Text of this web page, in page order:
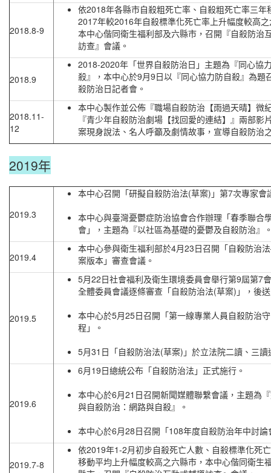
2018.8-9
依2018年各縣市自殺粗死亡率、自殺粗死亡率三年
2017年較2016年自殺標準化死亡率上升幅度較高
本中心偕同衛生福利部及六縣市，召開『自殺防治
訪查』會議。
2018.9
2018-2020年「世界自殺防治日」主題為『同心協
殺』，本中心於9月9日以『同心協力防自殺』為題
殺防治日記者會。
2018.11-
12
本中心製作並公佈『職場自殺防治【雨過天晴】微
『青少年自殺防治劇場【找回愛的連結】』兩部影
案現身說法、名人呼籲及劇情故事，宣導自殺防治
2019年
2019.3
本中心召開「研擬自殺防治法(草案)」第7次專家會
本中心與臺灣憂鬱症防治協會合作辦理「春季聯合
會」，主題為『以社區為基礎的憂鬱及自殺防治』
2019.4
本中心參與衛生福利部於4月23日召開「自殺防治
案版本」審查會議。
2019.5
5月22日社會福利及衛生環境委員會舉行第9屆第7
全體委員會議逐條審查「自殺防治法(草案)」，後
本中心於5月25日召開「第一線專業人員自殺防治
程」。
5月31日「自殺防治法(草案)」於立法院二讀、三讀
2019.6
6月19日總統公布「自殺防治法」正式施行。
本中心於6月21日召開新聞媒體聯繫會議，主題為
與自殺防治：網路與自殺』。
本中心於6月28日召開「108年度自殺防治年中討論
2019.7-8
依2019年1-2月初步自殺死亡人數、自殺標準化死
移動平均上升幅度較高之六縣市，本中心偕同衛生